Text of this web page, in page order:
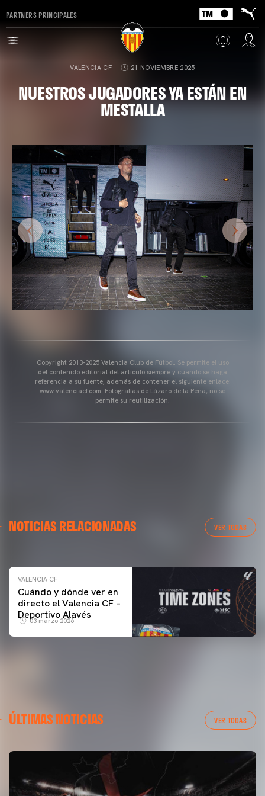
PARTNERS PRINCIPALES
VALENCIA CF 21 NOVIEMBRE 2025
NUESTROS JUGADORES YA ESTÁN EN
MESTALLA
Copyright 2013-2025 Valencia Club de Fútbol. Se permite el uso
del contenido editorial del artículo siempre y cuando se haga
referencia a su fuente, además de contener el siguiente enlace:
www.valenciacf.com. Fotografías de Lázaro de la Peña, no se
permite su reutilización.
NOTICIAS RELACIONADAS VER TODAS
ENTRENAMIENTO DEL VALENCIA CF 04/03/26
VALENCIA CF
Cuándo y dónde ver en
directo el Valencia CF –
Deportivo Alavés
03 marzo 2026
ÚLTIMAS NOTICIAS VER TODAS